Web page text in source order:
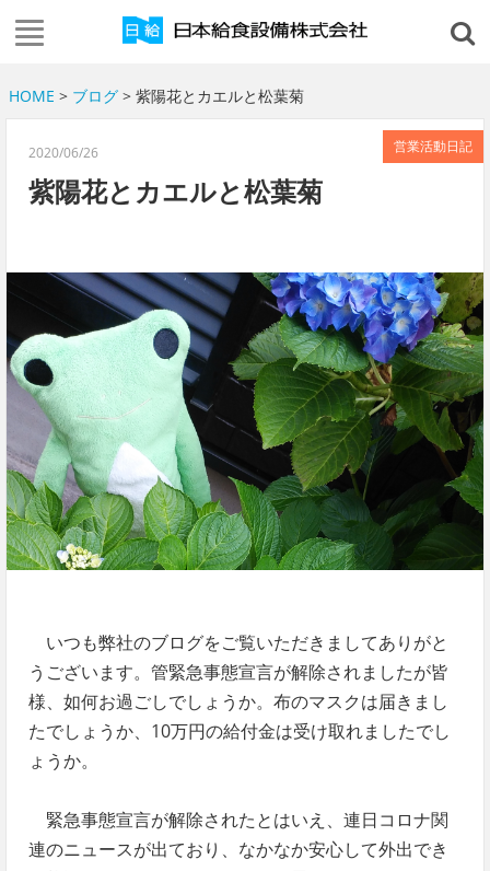
HOME > ブログ> 紫陽花とカエルと松葉菊
営業活動日記
2020/06/26
紫陽花とカエルと松葉菊
いつも弊社のブログをご覧いただきましてありがと
うございます。管緊急事態宣言が解除されましたが皆
様、如何お過ごしでしょうか。布のマスクは届きまし
たでしょうか、10万円の給付金は受け取れましたでし
ょうか。
緊急事態宣言が解除されたとはいえ、連日コロナ関
連のニュースが出ており、なかなか安心して外出でき